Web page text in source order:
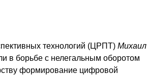
технологий (ЦРПТ) Михаил
в борьбе с нелегальным оборотом
формирование цифровой